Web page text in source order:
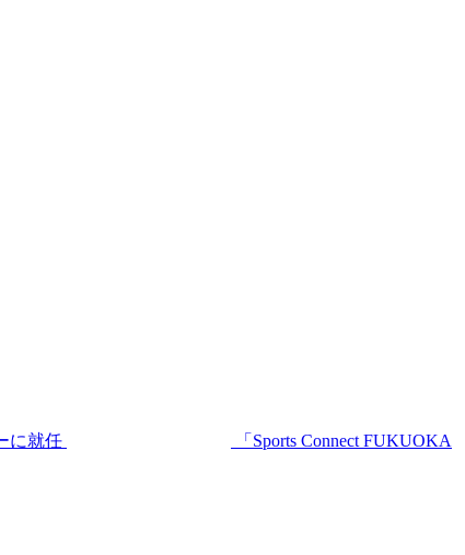
に就任 「Sports Connect FUKUOKA